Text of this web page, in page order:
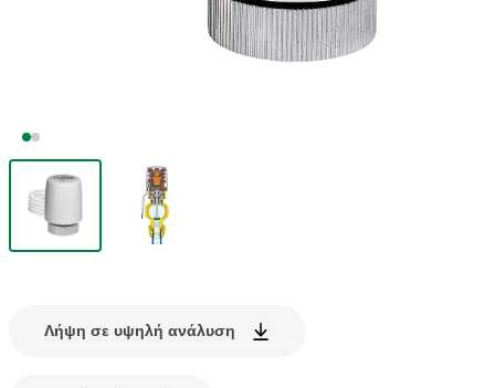
Λήψη σε υψηλή ανάλυση